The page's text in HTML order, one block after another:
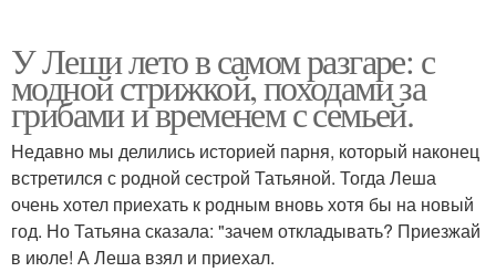
У Леши лето в самом разгаре: с
модной стрижкой, походами за
грибами и временем с семьей.
Недавно мы делились историей парня, который наконец
встретился с родной сестрой Татьяной. Тогда Леша
очень хотел приехать к родным вновь хотя бы на новый
год. Но Татьяна сказала: "зачем откладывать? Приезжай
в июле! А Леша взял и приехал.